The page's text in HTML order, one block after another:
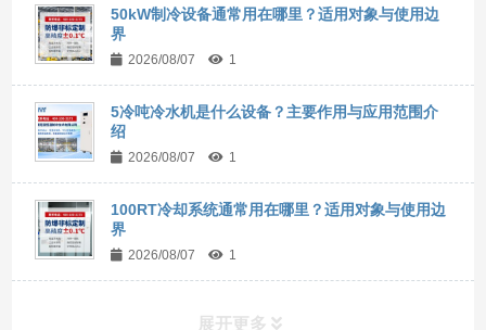
50kW制冷设备通常用在哪里？适用对象与使用边
界
2026/08/07 1
5冷吨冷水机是什么设备？主要作用与应用范围介
绍
2026/08/07 1
100RT冷却系统通常用在哪里？适用对象与使用边
界
2026/08/07 1
展开更多